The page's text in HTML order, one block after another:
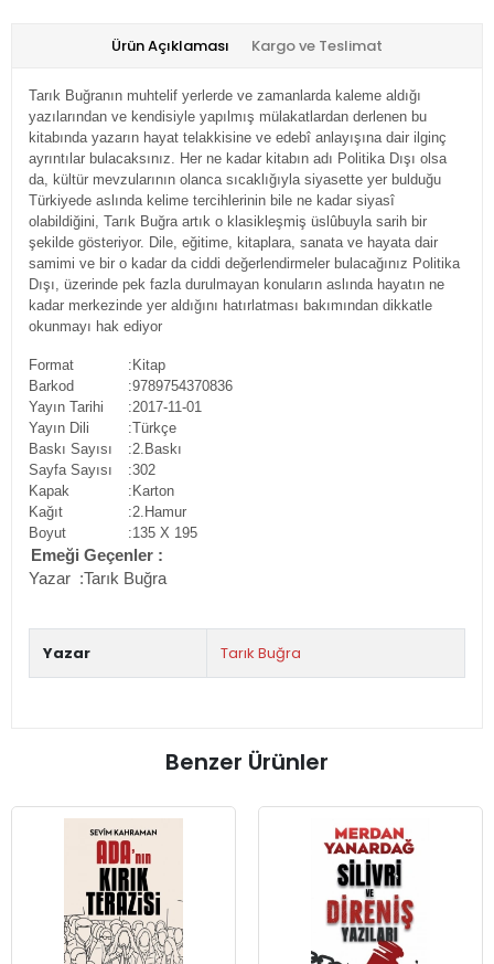
Ürün Açıklaması Kargo ve Teslimat
Tarık Buğranın muhtelif yerlerde ve zamanlarda kaleme aldığı
yazılarından ve kendisiyle yapılmış mülakatlardan derlenen bu
kitabında yazarın hayat telakkisine ve edebî anlayışına dair ilginç
ayrıntılar bulacaksınız. Her ne kadar kitabın adı Politika Dışı olsa
da, kültür mevzularının olanca sıcaklığıyla siyasette yer bulduğu
Türkiyede aslında kelime tercihlerinin bile ne kadar siyasî
olabildiğini, Tarık Buğra artık o klasikleşmiş üslûbuyla sarih bir
şekilde gösteriyor. Dile, eğitime, kitaplara, sanata ve hayata dair
samimi ve bir o kadar da ciddi değerlendirmeler bulacağınız Politika
Dışı, üzerinde pek fazla durulmayan konuların aslında hayatın ne
kadar merkezinde yer aldığını hatırlatması bakımından dikkatle
okunmayı hak ediyor
Format
:Kitap
Barkod
:9789754370836
Yayın Tarihi
:2017-11-01
Yayın Dili
:Türkçe
Baskı Sayısı
:2.Baskı
Sayfa Sayısı
:302
Kapak
:Karton
Kağıt
:2.Hamur
Boyut
:135 X 195
Emeği Geçenler :
Yazar :Tarık Buğra
Yazar Tarık Buğra
Benzer Ürünler